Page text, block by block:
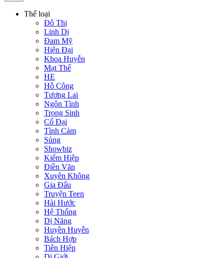
Thể loại
Đô Thị
Linh Dị
Đam Mỹ
Hiện Đại
Khoa Huyễn
Mạt Thế
HE
Hỗ Công
Tương Lai
Ngôn Tình
Trọng Sinh
Cổ Đại
Tình Cảm
Sủng
Showbiz
Kiếm Hiệp
Điền Văn
Xuyên Không
Gia Đấu
Truyện Teen
Hài Hước
Hệ Thống
Dị Năng
Huyền Huyễn
Bách Hợp
Tiên Hiệp